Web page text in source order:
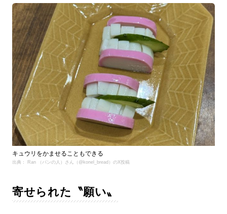
キュウリをかませることもできる
出典： Ran （パンの人）さん（@konel_bread）のX投稿
寄せられた〝願い〟